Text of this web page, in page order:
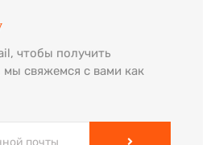
чтобы получить
свяжемся с вами как